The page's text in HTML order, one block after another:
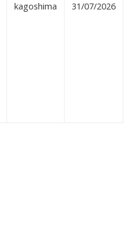
kagoshima 31/07/2026